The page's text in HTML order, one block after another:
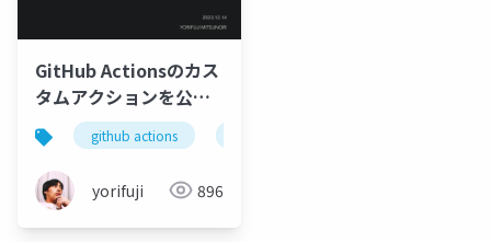
GitHub Actionsのカス
タムアクションを公開
する
github actions
yorifuji 896